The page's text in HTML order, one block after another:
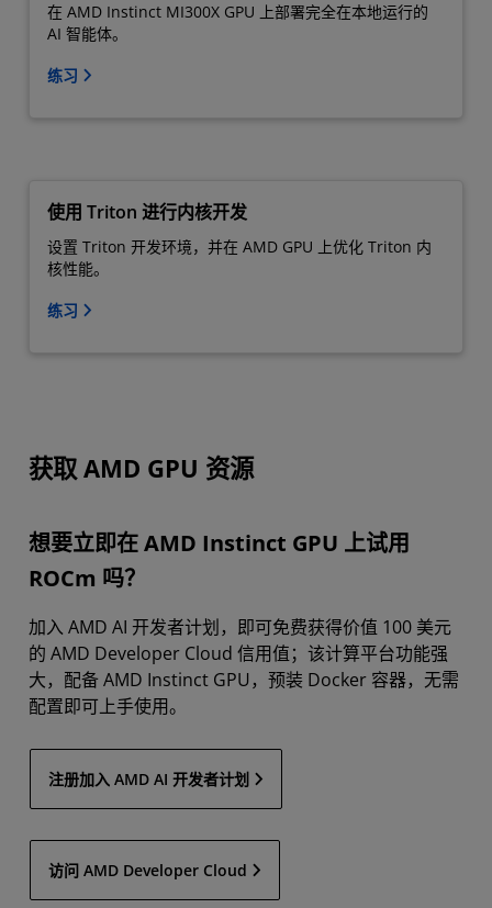
在 AMD Instinct MI300X GPU 上部署完全在本地运行的
AI 智能体。
练习
使用 Triton 进行内核开发
设置 Triton 开发环境，并在 AMD GPU 上优化 Triton 内
核性能。
练习
获取 AMD GPU 资源
想要立即在 AMD Instinct GPU 上试用
ROCm 吗？
加入 AMD AI 开发者计划，即可免费获得价值 100 美元
的 AMD Developer Cloud 信用值；该计算平台功能强
大，配备 AMD Instinct GPU，预装 Docker 容器，无需
配置即可上手使用。
注册加入 AMD AI 开发者计划
访问 AMD Developer Cloud